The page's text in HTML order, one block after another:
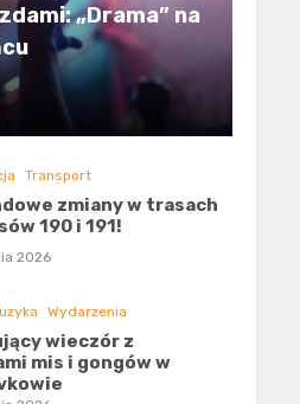
„Drama” na
Transport
zmiany w trasach
190 i 191!
2026
Wydarzenia
wieczór z
mis i gongów w